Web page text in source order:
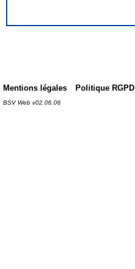
Mentions légales Politique RGPD
BSV Web v02.06.06